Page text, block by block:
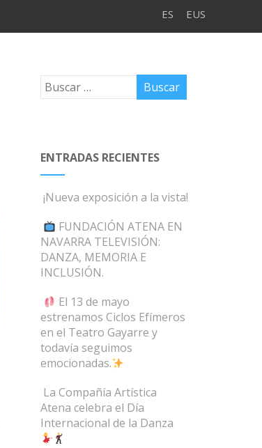
ES EUS
ENTRADAS RECIENTES
¡Nueva exposición a la vista!
FUNDACIÓN ATENA EN
NAVARRA TELEVISIÓN:
DANZA, MEMORIA E
INCLUSIÓN.
El 13 de mayo
estrenamos Ciclos Efímeros
en el Teatro Gayarre y
todavía seguimos
emocionadas.
La Compañía Artística
Atena celebra el Día
Internacional de la Danza